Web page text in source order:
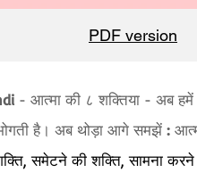
PDF version
- आत्मा की ८ शक्तिया - अब हमें
है। अब थोड़ा आगे समझें :
समेटने की शक्ति, सामना